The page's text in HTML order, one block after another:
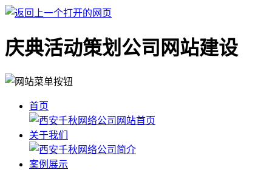
庆典活动策划公司网站建设
首页
关于我们
案例展示